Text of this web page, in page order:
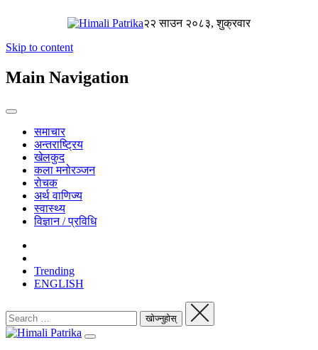
२२ साउन २०८३, शुक्रवार
Skip to content
Main Navigation
समाचार
अन्तराष्ट्रिय
खेलकुद
कला मनोरञ्जन
रोचक
अर्थ वाणिज्य
स्वास्थ्य
विज्ञान / प्रविधि
Trending
ENGLISH